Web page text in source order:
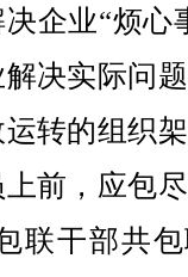
企业“烦心
决实际问
转的组织
前，应包
联干部共